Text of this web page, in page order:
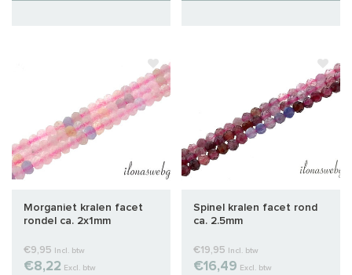
Morganiet kralen facet
rondel ca. 2x1mm
€9,95 Incl. btw
€8,22 Excl. btw
Spinel kralen facet rond
ca. 2.5mm
€19,95 Incl. btw
€16,49 Excl. btw